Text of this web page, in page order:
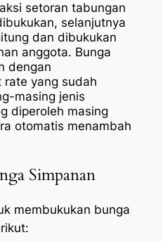
setoran tabungan
selanjutnya
dan dibukukan
anggota. Bunga
dengan
rate yang sudah
masing jenis
diperoleh masing
otomatis menambah
Simpanan
membukukan bunga